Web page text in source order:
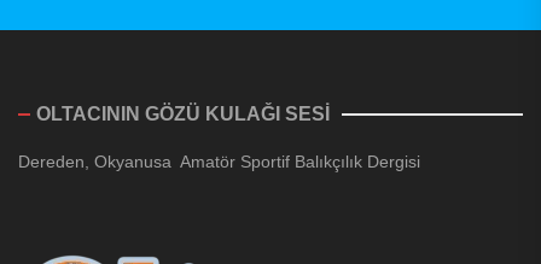
OLTACININ GÖZÜ KULAĞI SESİ
Dereden, Okyanusa Amatör Sportif Balıkçılık Dergisi